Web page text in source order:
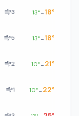
3 13°→18°
5 13°→18°
2 10°→ 21°
1 10°→ 22°